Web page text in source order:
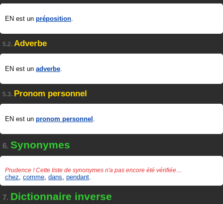
EN est un préposition.
5.2. Adverbe
EN est un adverbe.
5.3. Pronom personnel
EN est un pronom personnel .
6. Synonymes
Prudence ! Cette liste de synonymes n'a pas encore été vérifiée…
chez comme dans pendant
7. Dictionnaire inverse